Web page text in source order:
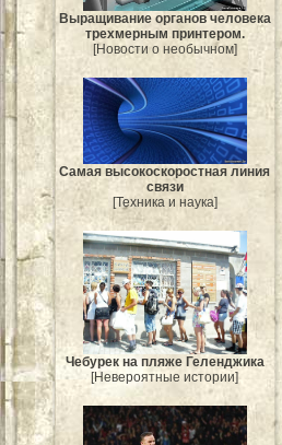
Выращивание органов человека
трехмерным принтером.
[Новости о необычном]
Самая высокоскоростная линия
связи
[Техника и наука]
Чебурек на пляже Геленджика
[Невероятные истории]